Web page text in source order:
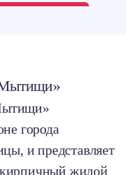
города
и представляет
жилой